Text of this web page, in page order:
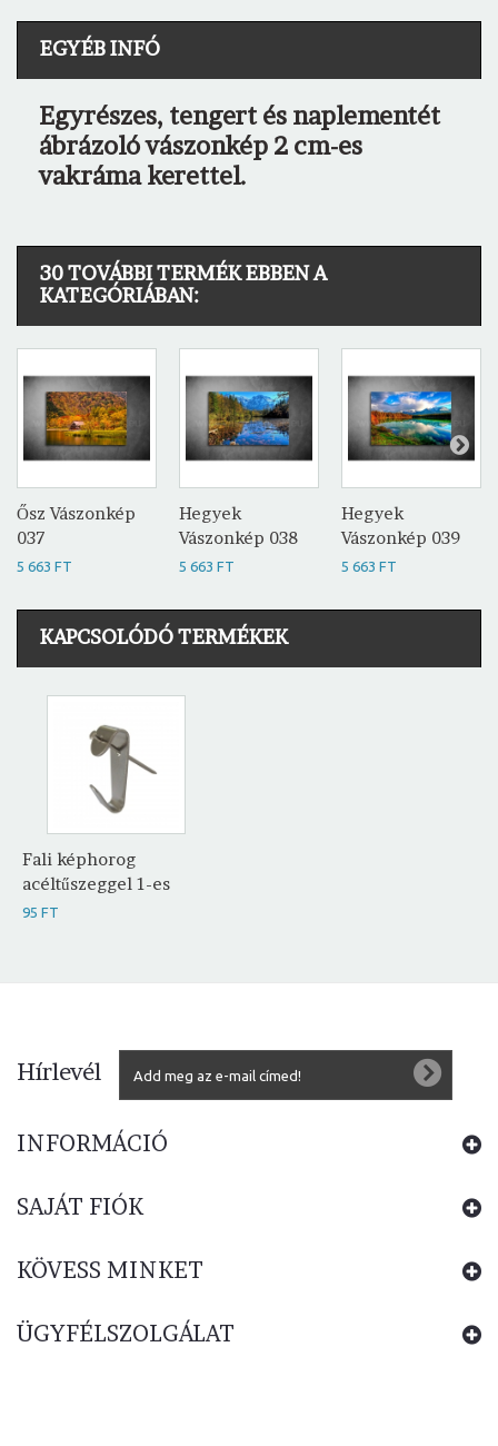
EGYÉB INFÓ
Egyrészes, tengert és naplementét
ábrázoló vászonkép 2 cm-es
vakráma kerettel.
30 TOVÁBBI TERMÉK EBBEN A
KATEGÓRIÁBAN:
Ősz Vászonkép
037
5 663 FT
Hegyek
Vászonkép 038
5 663 FT
Hegyek
Vászonkép 039
5 663 FT
KAPCSOLÓDÓ TERMÉKEK
Fali képhorog
acéltűszeggel 1-es
95 FT
Hírlevél
INFORMÁCIÓ
SAJÁT FIÓK
KÖVESS MINKET
ÜGYFÉLSZOLGÁLAT